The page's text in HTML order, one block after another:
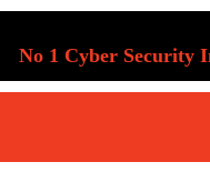
No 1 Cyber Security